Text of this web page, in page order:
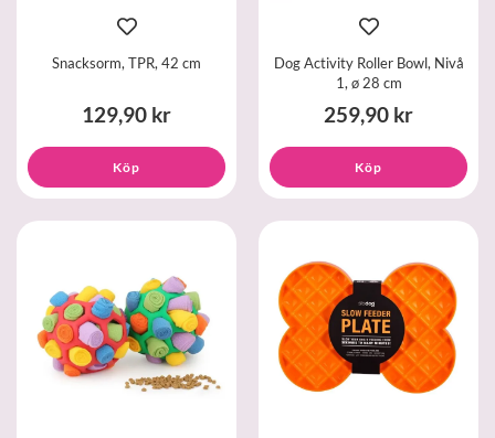
Snacksorm, TPR, 42 cm
129,90 kr
Köp
Dog Activity Roller Bowl, Nivå
1, ø 28 cm
259,90 kr
Köp